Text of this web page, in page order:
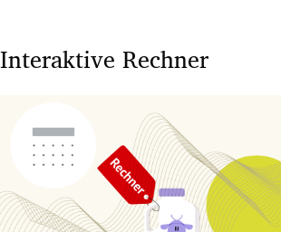
Interaktive Rechner